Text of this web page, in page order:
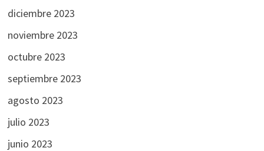
diciembre 2023
noviembre 2023
octubre 2023
septiembre 2023
agosto 2023
julio 2023
junio 2023